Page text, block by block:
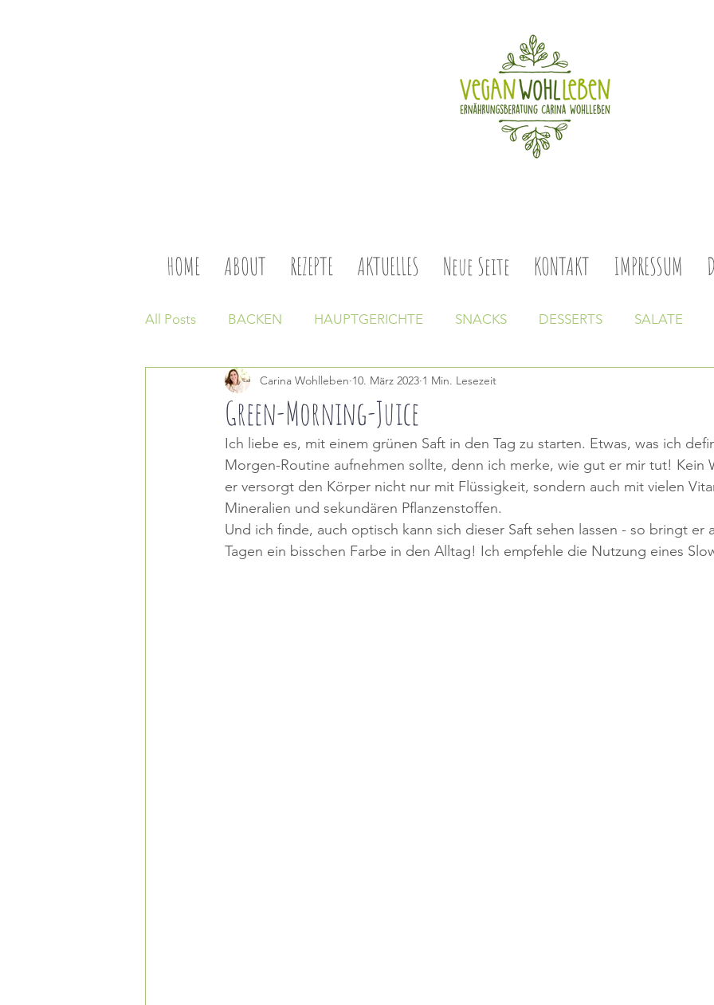
HOME ABOUT REZEPTE AKTUELLES Neue Seite KONTAKT IMPRESSUM
All Posts BACKEN HAUPTGERICHTE SNACKS DESSERTS SALATE
MEALPREP SUPPEN MEALPREP BÜRO
BEILAGEN
Green-Morning-Juice
Carina Wohlleben 10. März 2023 1 Min. Lesezeit
Ich liebe es, mit einem grünen Saft in den Tag zu starten. Etwas, was ich
Morgen-Routine aufnehmen sollte, denn ich merke, wie gut er mir tut! Kein
er versorgt den Körper nicht nur mit Flüssigkeit, sondern auch mit vielen
Mineralien und sekundären Pflanzenstoffen.
Und ich finde, auch optisch kann sich dieser Saft sehen lassen - so bringt er
Tagen ein bisschen Farbe in den Alltag! Ich empfehle die Nutzung eines